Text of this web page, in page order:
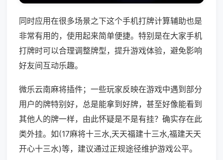
同时应用在很多场景之下这个手机打牌计算辅助也是
非常有用的，使用起来简单便捷。特别是在大家手机
打牌时可以合理调整牌型，提升游戏体验，避免影响
好友间互动乐趣。
微乐云南麻将插件；一些玩家反映在游戏中遇到部分
用户的牌特别好，总是能拿到好牌，甚至好像能看到
其他人的牌一样，由此怀疑是不是有挂？确实存在此
类外挂。如(17麻将十三水,天天福建十三水,福建天天
开心十三水)等，建议通过正规途径维护游戏公平。